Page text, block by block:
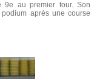
9e au premier tour. Son
après une course